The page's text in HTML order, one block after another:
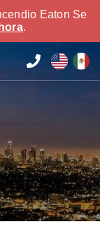
Eaton Se
.